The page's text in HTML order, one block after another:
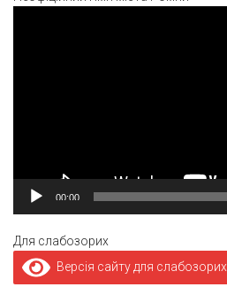
00:00
Для слабозорих
Версія сайту для слабозорих